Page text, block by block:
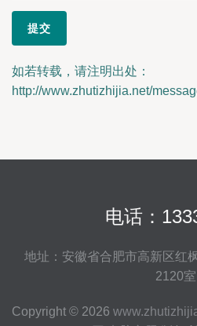
如若转载，请注明出处：
http://www.zhutizhijia.net/
电话：
地址：安徽省合肥市高新区红
2120室
Copyright © 2026